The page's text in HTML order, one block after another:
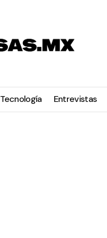
Tecnología Entrevistas